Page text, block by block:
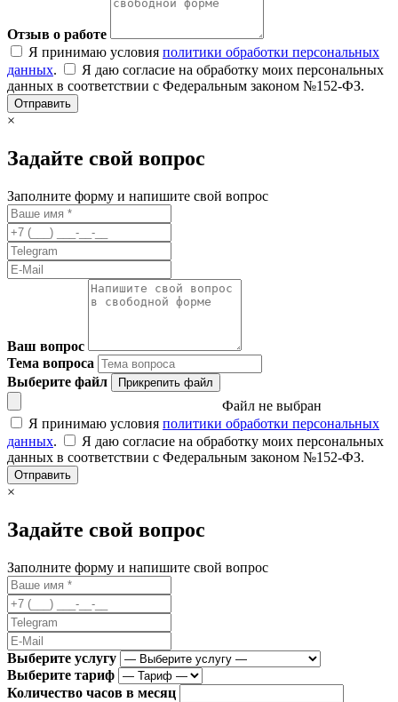
Отзыв о работе
Я принимаю условия политики обработки персональных
данных.
Я даю согласие на обработку моих персональных
данных в соответствии с Федеральным законом №152-ФЗ.
Отправить
×
Задайте свой вопрос
Заполните форму и напишите свой вопрос
Ваш вопрос
Тема вопроса
Выберите файл
Прикрепить файл
Файл не выбран
Я принимаю условия политики обработки персональных
данных.
Я даю согласие на обработку моих персональных
данных в соответствии с Федеральным законом №152-ФЗ.
Отправить
×
Задайте свой вопрос
Заполните форму и напишите свой вопрос
Выберите услугу
Выберите тариф
Количество часов в месяц